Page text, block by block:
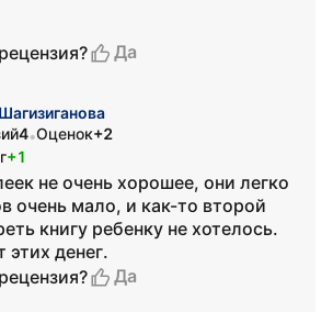
Да
4•Оценок+2
+1
не очень хорошее, они легко
очень мало, и как-то второй
книгу ребенку не хотелось.
этих денег.
Да